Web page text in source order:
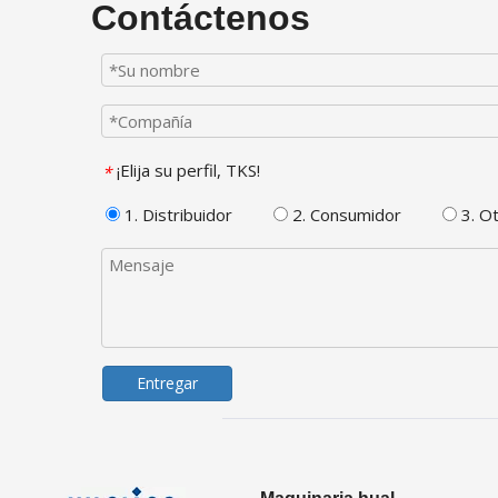
Contáctenos
* ¡Elija su perfil, TKS!
1. Distribuidor
2. Consumidor 3.
Entregar